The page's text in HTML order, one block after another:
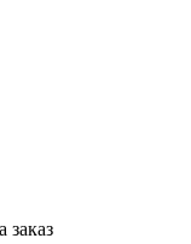
заказ